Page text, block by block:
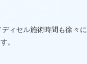
ィセル施術時間も徐々に
。